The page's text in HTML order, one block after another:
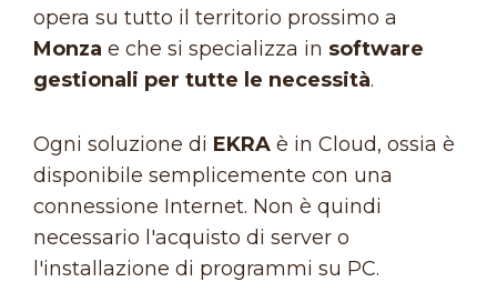
opera su tutto il territorio prossimo a
Monza e che si specializza in software
gestionali per tutte le necessità.
Ogni soluzione di EKRA è in Cloud, ossia è
disponibile semplicemente con una
connessione Internet. Non è quindi
necessario l'acquisto di server o
l'installazione di programmi su PC.